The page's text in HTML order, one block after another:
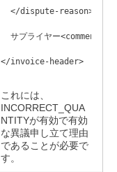
  </dispute-reason>
サプライヤー<comment>の
</invoice-header>
これには、
INCORRECT_QUA
NTITYが有効で有効
な異議申し立て理由
であることが必要で
す。